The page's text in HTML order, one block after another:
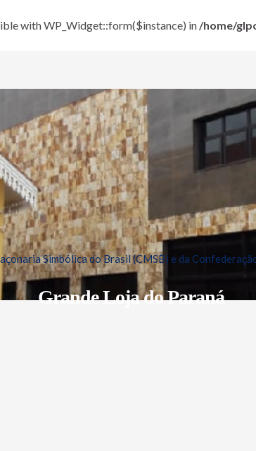
with WP_Widget::form($instance) in /home/
Grande Loja do Paraná
Simbólica do Brasil (CMSB) e da